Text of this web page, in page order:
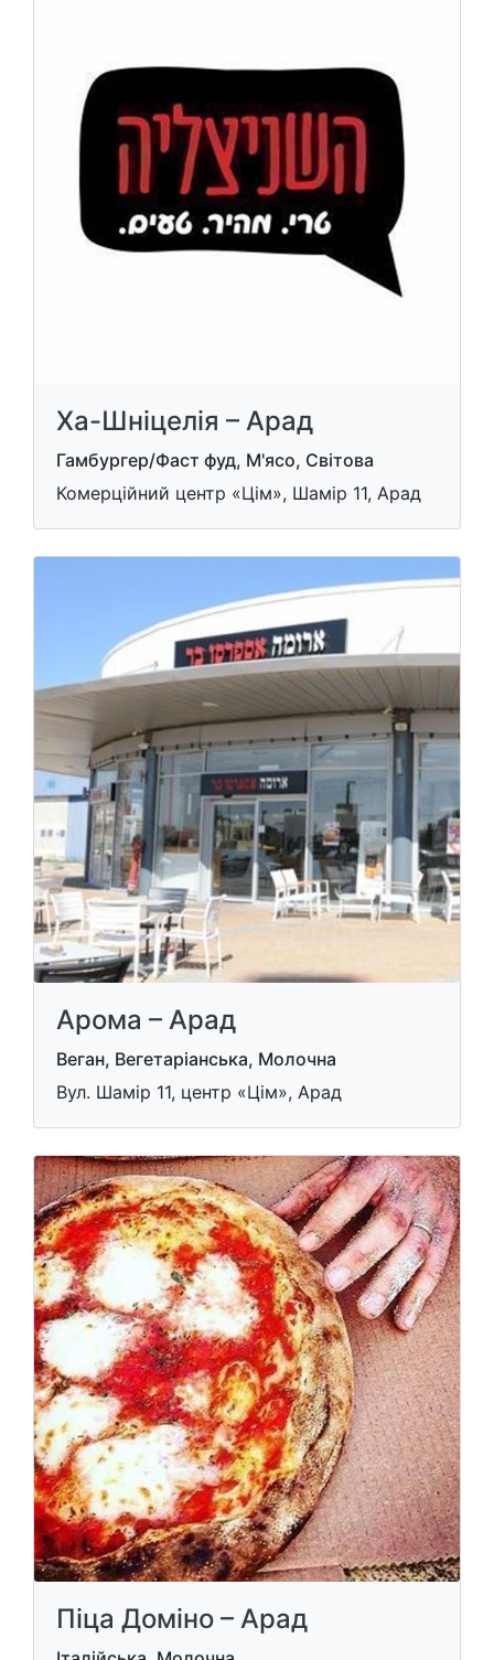
Ха-Шніцелія – Арад
Гамбургер/Фаст фуд, М'ясо, Світова
Комерційний центр «Цім», Шамір 11, Арад
Арома – Арад
Веган, Вегетаріанська, Молочна
Вул. Шамір 11, центр «Цім», Арад
Піца Доміно – Арад